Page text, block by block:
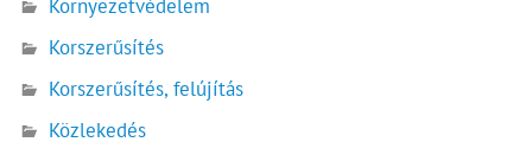
Környezetvédelem
Korszerűsítés
Korszerűsítés, felújítás
Közlekedés